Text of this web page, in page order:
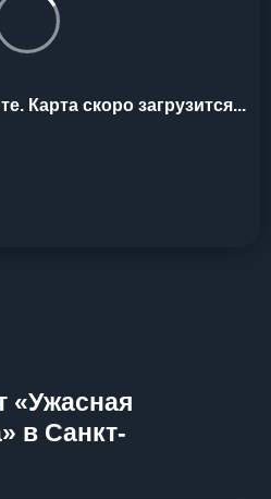
Карта скоро загрузится...
«Ужасная
в Санкт-